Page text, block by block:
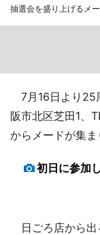
抽選会を盛り上げるメ
7月16日より25
阪市北区芝田1、
からメードが集ま
初日に参加
日ごろ店から出